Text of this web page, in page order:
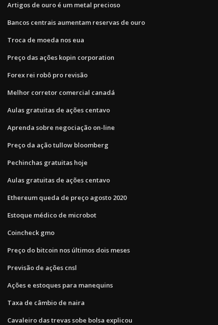
Artigos de ouro é um metal precioso
Bancos centrais aumentam reservas de ouro
Troca de moeda nos eua
Preço das ações kopin corporation
Forex rei robô pro revisão
Melhor corretor comercial canadá
Aulas gratuitas de ações centavo
Aprenda sobre negociação on-line
Preço da ação tullow bloomberg
Pechinchas gratuitas hoje
Aulas gratuitas de ações centavo
Ethereum queda de preço agosto 2020
Estoque médico de microbot
Coincheck gmo
Preço do bitcoin nos últimos dois meses
Previsão de ações cnsl
Ações e estoques para manequins
Taxa de câmbio de naira
Cavaleiro das trevas sobe bolsa explicou